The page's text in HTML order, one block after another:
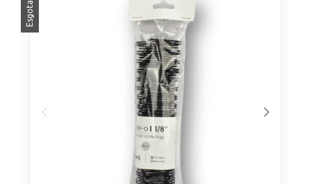
Esgotado